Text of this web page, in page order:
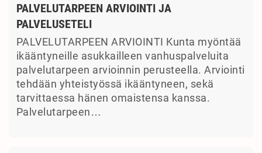
PALVELUTARPEEN ARVIOINTI JA
PALVELUSETELI
PALVELUTARPEEN ARVIOINTI Kunta myöntää
ikääntyneille asukkailleen vanhuspalveluita
palvelutarpeen arvioinnin perusteella. Arviointi
tehdään yhteistyössä ikääntyneen, sekä
tarvittaessa hänen omaistensa kanssa.
Palvelutarpeen…